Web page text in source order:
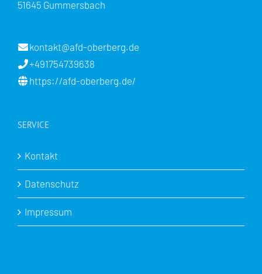
51645 Gummersbach
kontakt@afd-oberberg.de
+491754739638
https://afd-oberberg.de/
SERVICE
Kontakt
Datenschutz
Impressum